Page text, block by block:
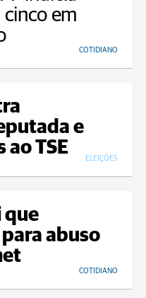
em
COTIDIANO
e
ao TSE
ELEIÇÕES
que
abuso
COTIDIANO